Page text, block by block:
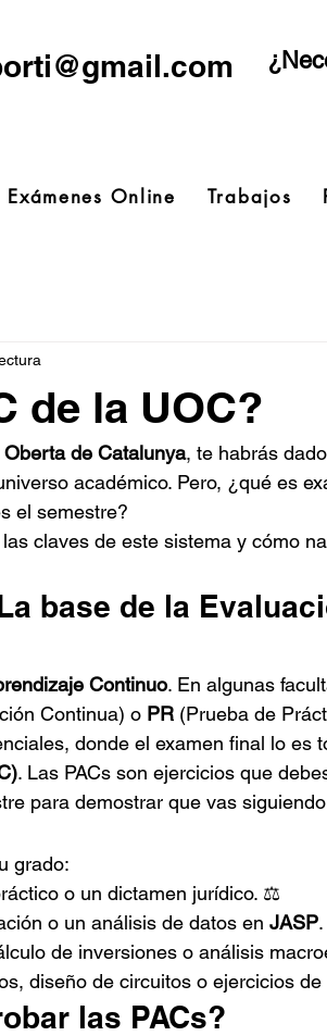
Exámenes Online Trabajos
de la UOC?
de Catalunya, te habrás
académico. Pero, ¿qué es
el semestre?
claves de este sistema y cómo
base de la
Continuo. En algunas
Continua) o PR (Prueba de
donde el examen final lo es
. Las PACs son ejercicios que
para demostrar que vas
grado:
o un dictamen jurídico. ⚖️
o un análisis de datos en JASP
de inversiones o análisis
diseño de circuitos o ejercicios de
las PACs?